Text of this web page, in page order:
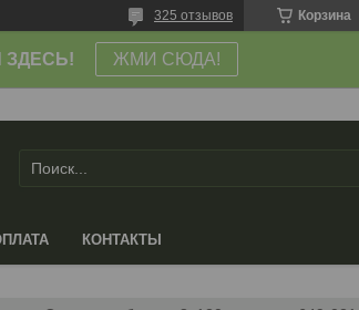
Корзина
325 отзывов
ЖМИ СЮДА!
КОНТАКТЫ